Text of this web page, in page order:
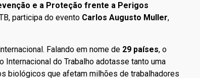
e a Proteção frente a Perigos
participa do evento Carlos Augusto Muller,
Falando em nome de 29 países, o
do Trabalho adotasse tanto uma
biológicos que afetam milhões de trabalhadores